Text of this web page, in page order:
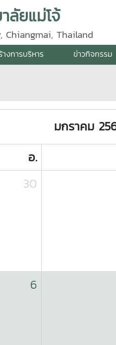
ลัยแม่โจ้
Chiangmai, Thailand
างการบริหาร ข่าวกิจกรรม
มกราคม
อ.
30
6